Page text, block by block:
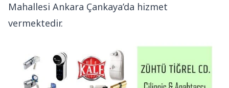
Mahallesi Ankara Çankaya’da hizmet
vermektedir.